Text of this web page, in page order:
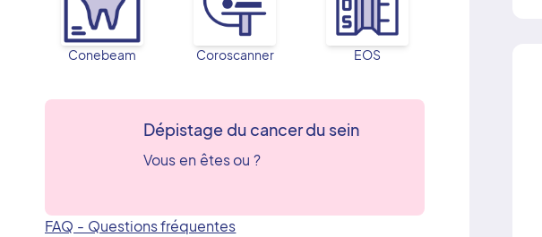
Conebeam Coroscanner EOS
Dépistage du cancer du sein
Vous en êtes ou ?
FAQ - Questions fréquentes